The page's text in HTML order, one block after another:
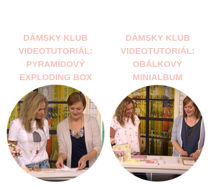
DÁMSKY KLUB
VIDEOTUTORIÁL:
PYRAMÍDOVÝ
EXPLODING BOX
DÁMSKY KLUB
VIDEOTUTORIÁL:
OBÁLKOVÝ
MINIALBUM